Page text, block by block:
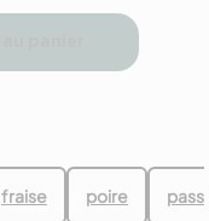
fraise poire